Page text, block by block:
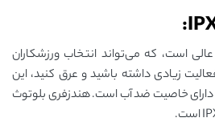
است، که می‌تواند انتخاب ورزشکاران
زیادی داشته باشید و عرق کنید، این
خاصیت ضد آب است. هندزفری بلوتوث